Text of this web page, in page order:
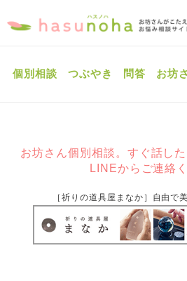
個別相談 つぶやき 問答 お坊
お坊さん個別相談。すぐ話し
LINEからご連絡
［祈りの道具屋まなか］自由で